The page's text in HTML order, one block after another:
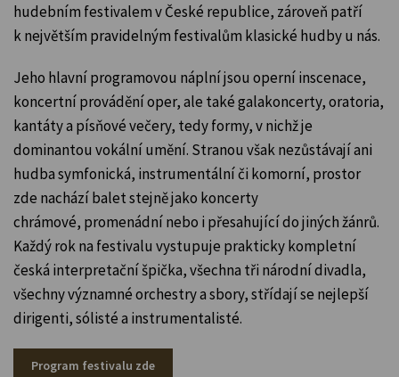
hudebním festivalem v České republice, zároveň patří
k největším pravidelným festivalům klasické hudby u nás.
Jeho hlavní programovou náplní jsou operní inscenace,
koncertní provádění oper, ale také galakoncerty, oratoria,
kantáty a písňové večery, tedy formy, v nichž je
dominantou vokální umění. Stranou však nezůstávají ani
hudba symfonická, instrumentální či komorní, prostor
zde nachází balet stejně jako koncerty
chrámové, promenádní nebo i přesahující do jiných žánrů.
Každý rok na festivalu vystupuje prakticky kompletní
česká interpretační špička, všechna tři národní divadla,
všechny významné orchestry a sbory, střídají se nejlepší
dirigenti, sólisté a instrumentalisté.
Program festivalu zde